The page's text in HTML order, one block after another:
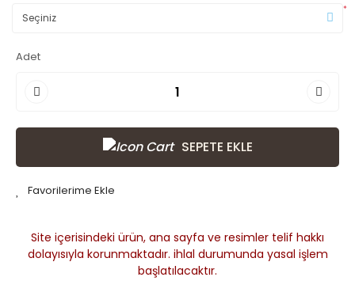
*
Adet
SEPETE EKLE
Site içerisindeki ürün, ana sayfa ve resimler telif hakkı
dolayısıyla korunmaktadır. ihlal durumunda yasal işlem
başlatılacaktır.